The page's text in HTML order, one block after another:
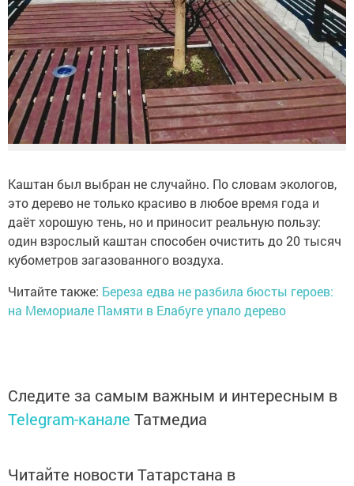
Каштан был выбран не случайно. По словам экологов,
это дерево не только красиво в любое время года и
даёт хорошую тень, но и приносит реальную пользу:
один взрослый каштан способен очистить до 20 тысяч
кубометров загазованного воздуха.
Читайте также: Береза едва не разбила бюсты героев:
на Мемориале Памяти в Елабуге упало дерево
Следите за самым важным и интересным в
Telegram-канале Татмедиа
Читайте новости Татарстана в